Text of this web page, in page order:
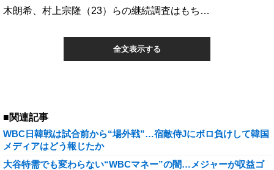
木朗希、村上宗隆（23）らの継続調査はもち…
全文表示する
■関連記事
WBC日韓戦は試合前から“場外戦”…宿敵侍Jにボロ負けして韓国
メディアはどう報じたか
大谷特需でも変わらない“WBCマネー”の闇…メジャーが収益ゴ